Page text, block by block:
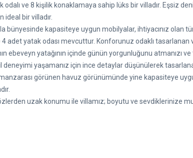
ve 8 kişilik konaklamaya sahip lüks bir villadır. Eşsiz
ideal bir villadır.
bünyesinde kapasiteye uygun mobilyalar, ihtiyacınız olan
adet yatak odası mevcuttur. Konforunuz odaklı tasarlanan
ebeveyn yatağının içinde günün yorgunluğunu atmanızı
yaşamanız için ince detaylar düşünülerek
görünen havuz görünümünde yine kapasiteye
uzak konumu ile villamız; boyutu ve sevdiklerinize